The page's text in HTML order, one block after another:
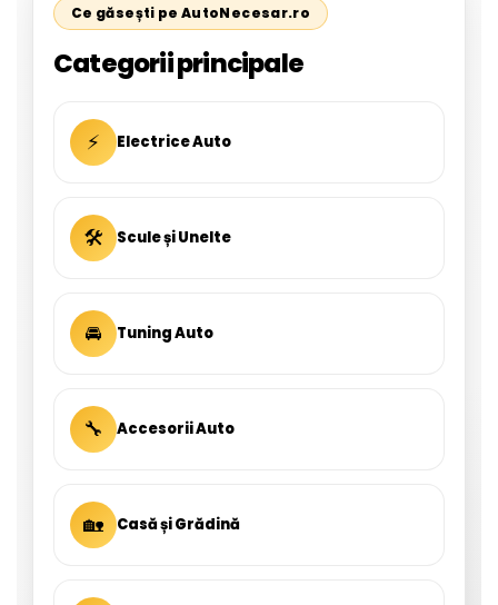
Ce găsești pe AutoNecesar.ro
Categorii principale
⚡ Electrice Auto
🛠 Scule și Unelte
🚘 Tuning Auto
🔧 Accesorii Auto
🏡 Casă și Grădină